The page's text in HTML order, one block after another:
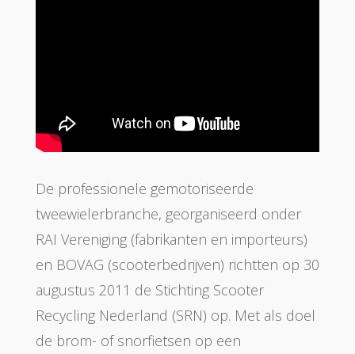
De professionele gemotoriseerde
tweewielerbranche, georganiseerd onder
RAI Vereniging (fabrikanten en importeurs)
en BOVAG (scooterbedrijven) richtten op 30
augustus 2011 de Stichting Scooter
Recycling Nederland (SRN) op. Met als doel
de brom- of snorfietsen op een